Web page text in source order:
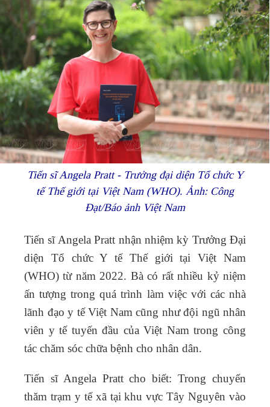
Tiến sĩ Angela Pratt - Trưởng đại diện Tổ chức Y
tế Thế giới tại Việt Nam (WHO). Ảnh: Công
Đạt/Báo ảnh Việt Nam
Tiến sĩ Angela Pratt nhận nhiệm kỳ Trưởng Đại
diện Tổ chức Y tế Thế giới tại Việt Nam
(WHO) từ năm 2022. Bà có rất nhiều kỷ niệm
ấn tượng trong quá trình làm việc với các nhà
lãnh đạo y tế Việt Nam cũng như đội ngũ nhân
viên y tế tuyến đầu của Việt Nam trong công
tác chăm sóc chữa bệnh cho nhân dân.
Tiến sĩ Angela Pratt cho biết: Trong chuyến
thăm trạm y tế xã tại khu vực Tây Nguyên vào